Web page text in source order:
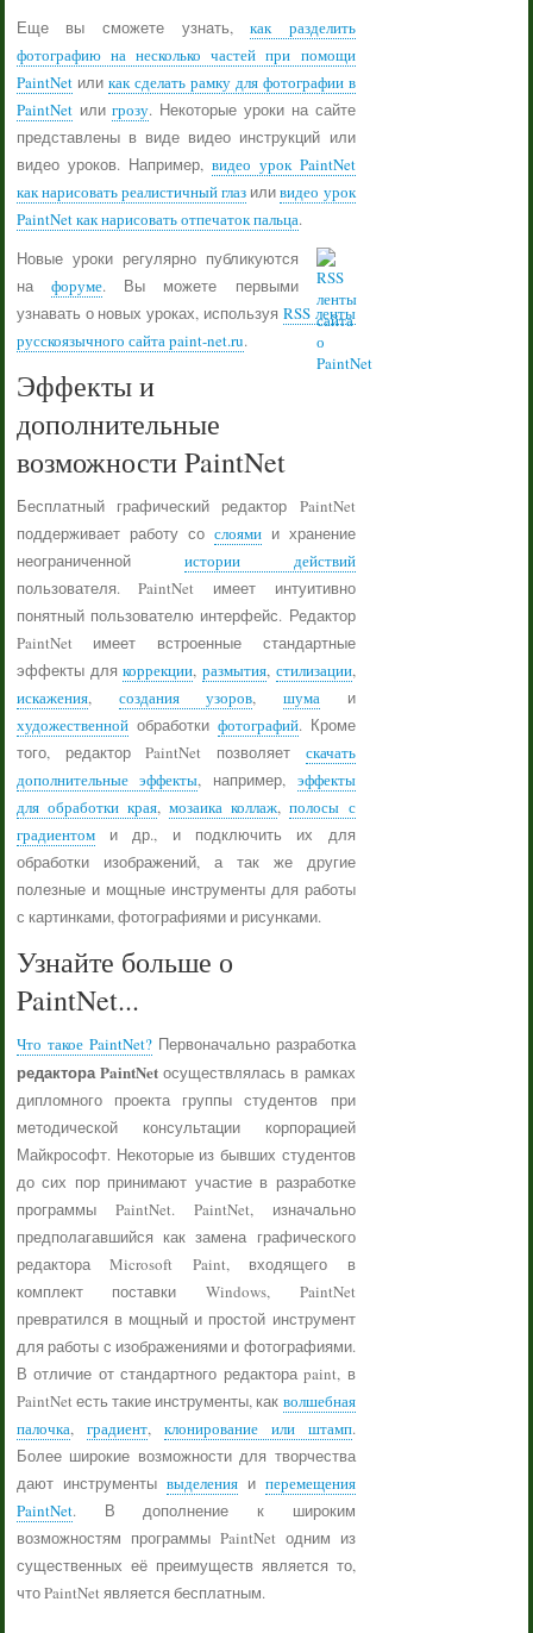
Еще вы сможете узнать,как разделить
фотографию на несколько частей при помощи
PaintNetили как сделать рамку для фотографии в
PaintNetилигрозу. Некоторые уроки на сайте
представлены в виде видео инструкций или
видео уроков. Например, видео урок PaintNet
как нарисовать реалистичный глаз иливидео урок
PaintNet как нарисовать отпечаток пальца.
Новые уроки регулярно публикуются
нафоруме. Вы можете первыми
узнавать о новых уроках, используя RSS ленты
русскоязычного сайта paint-net.ru.
Эффекты и
дополнительные
возможности PaintNet
Бесплатный графический редактор PaintNet
поддерживает работу со слоямии хранение
неограниченной истории действий
пользователя. PaintNet имеет интуитивно
понятный пользователю интерфейс. Редактор
PaintNet имеет встроенные стандартные
эффекты длякоррекции, размытия, стилизации,
искажения, создания узоров, шумаи
художественнойобработки фотографий. Кроме
того, редактор PaintNet позволяет скачать
дополнительные эффекты, например, эффекты
для обработки края,мозаика коллаж,полосы с
градиентоми др., и подключить их для
обработки изображений, а так же другие
полезные и мощные инструменты для работы
с картинками, фотографиями и рисунками.
Узнайте больше о
PaintNet...
Что такое PaintNet?Первоначально разработка
редактора PaintNet осуществлялась в рамках
дипломного проекта группы студентов при
методической консультации корпорацией
Майкрософт. Некоторые из бывших студентов
до сих пор принимают участие в разработке
программы PaintNet. PaintNet, изначально
предполагавшийся как замена графического
редактора Microsoft Paint, входящего в
комплект поставки Windows, PaintNet
превратился в мощный и простой инструмент
для работы с изображениями и фотографиями.
В отличие от стандартного редактора paint, в
PaintNet есть такие инструменты, как волшебная
палочка, градиент, клонирование или штамп.
Более широкие возможности для творчества
дают инструменты выделенияи перемещения
PaintNet. В дополнение к широким
возможностям программы PaintNet одним из
существенных её преимуществ является то,
что PaintNet является бесплатным.